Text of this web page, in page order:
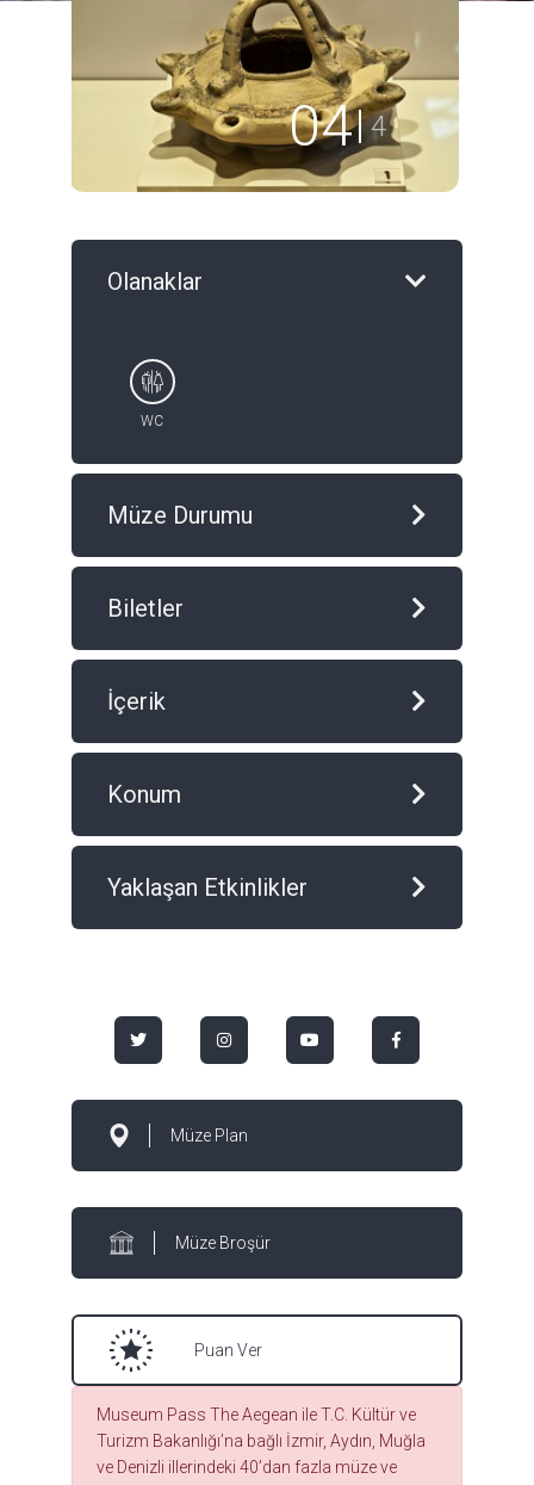
01 4
Museum Pass The Aegean ile T.C. Kültür ve
Turizm Bakanlığı’na bağlı İzmir, Aydın, Muğla
ve Denizli illerindeki 40’dan fazla müze ve
Olanaklar
WC
Müze Durumu
Biletler
İçerik
Konum
Yaklaşan Etkinlikler
Müze Plan
Müze Broşür
Puan Ver